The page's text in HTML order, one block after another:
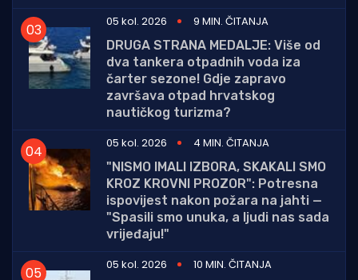
05 kol. 2026
9 MIN. ČITANJA
DRUGA STRANA MEDALJE: Više od
dva tankera otpadnih voda iza
čarter sezone! Gdje zapravo
završava otpad hrvatskog
nautičkog turizma?
05 kol. 2026
4 MIN. ČITANJA
"NISMO IMALI IZBORA, SKAKALI SMO
KROZ KROVNI PROZOR": Potresna
ispovijest nakon požara na jahti —
"Spasili smo unuka, a ljudi nas sada
vrijeđaju!"
05 kol. 2026
10 MIN. ČITANJA